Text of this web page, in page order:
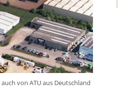
von ATU aus Deutschland